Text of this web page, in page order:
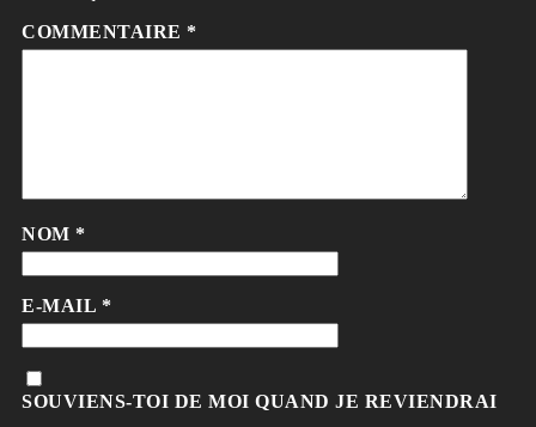
COMMENTAIRE *
NOM *
E-MAIL *
SOUVIENS-TOI DE MOI QUAND JE REVIENDRAI